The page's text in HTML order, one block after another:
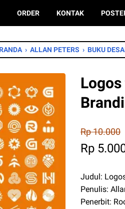
ORDER KONTAK
› ALLAN PETERS › BUKU
Rp 10.000
Rp
Judul:
Penulis:
Penerbit: